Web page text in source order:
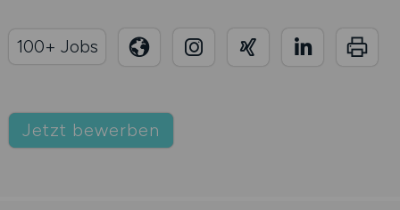
Jetzt bewerben
100+ Jobs